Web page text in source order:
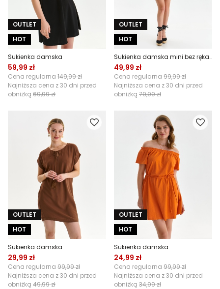
OUTLET
HOT
Sukienka damska
59,99 zł
Cena regularna 149,99 zł
Najniższa cena z 30 dni przed
obniżką 69,99 zł
OUTLET
HOT
Sukienka damska mini bez rękawów
49,99 zł
Cena regularna 99,99 zł
Najniższa cena z 30 dni przed
obniżką 79,99 zł
OUTLET
HOT
Sukienka damska
29,99 zł
Cena regularna 99,99 zł
Najniższa cena z 30 dni przed
obniżką 49,99 zł
OUTLET
HOT
Sukienka damska
24,99 zł
Cena regularna 99,99 zł
Najniższa cena z 30 dni przed
obniżką 34,99 zł